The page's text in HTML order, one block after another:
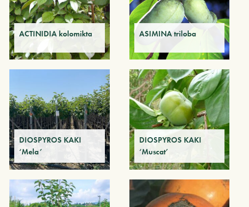
ACTINIDIA kolomikta ASIMINA triloba
DIOSPYROS KAKI
‘Mela’
DIOSPYROS KAKI
‘Muscat’